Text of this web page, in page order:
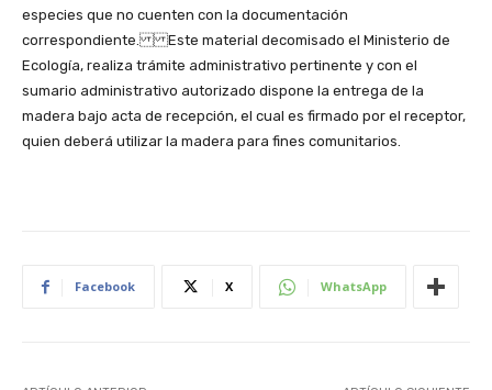
especies que no cuenten con la documentación
correspondiente. Este material decomisado el Ministerio de
Ecología, realiza trámite administrativo pertinente y con el
sumario administrativo autorizado dispone la entrega de la
madera bajo acta de recepción, el cual es firmado por el receptor,
quien deberá utilizar la madera para fines comunitarios.
Facebook X WhatsApp